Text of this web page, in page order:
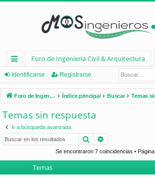
nl
ac
es
rá
pi
Foro de Ingenieria Civil & Arquitectura
Identificarse Registrarse
Foro de Ingenieria Civil & Arquitectura Índice principal Buscar
Temas sin respuesta
Ir a búsqueda avanzada
Buscar
Se encontraron 7 coincidencias • Página
Temas